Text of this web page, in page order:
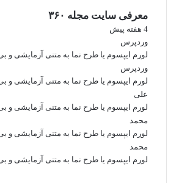
معرفی سایت مجله ۳۶۰
4 هفته پیش
وردپرس
لورم ایپسوم یا طرح‌ نما به متنی آزمایشی و
وردپرس
لورم ایپسوم یا طرح‌ نما به متنی آزمایشی و
علی
لورم ایپسوم یا طرح‌ نما به متنی آزمایشی و
محمد
لورم ایپسوم یا طرح‌ نما به متنی آزمایشی و
محمد
لورم ایپسوم یا طرح‌ نما به متنی آزمایشی و